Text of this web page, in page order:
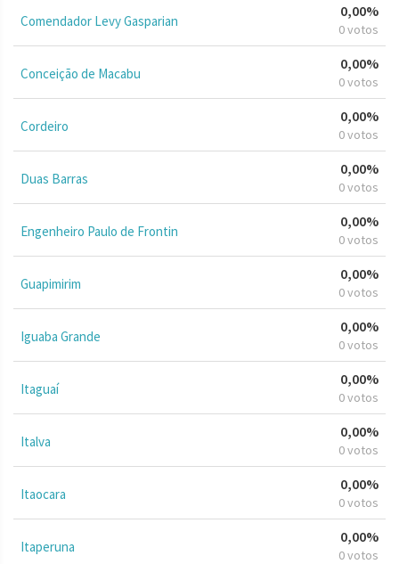
Comendador Levy Gasparian
0,00%
0 votos
Conceição de Macabu
0,00%
0 votos
Cordeiro
0,00%
0 votos
Duas Barras
0,00%
0 votos
Engenheiro Paulo de Frontin
0,00%
0 votos
Guapimirim
0,00%
0 votos
Iguaba Grande
0,00%
0 votos
Itaguaí
0,00%
0 votos
Italva
0,00%
0 votos
Itaocara
0,00%
0 votos
Itaperuna
0,00%
0 votos